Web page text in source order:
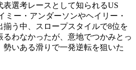
選考レースとして知られるUS
ミー・アンダーソンやヘイリー・
揃う中、スロープスタイルで8位を
るわなかったが、意地でつかみとっ
いある滑りで一発逆転を狙いた